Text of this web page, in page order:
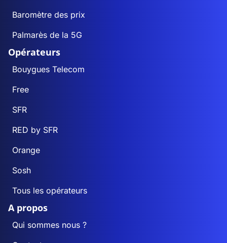
Baromètre des prix
Palmarès de la 5G
Opérateurs
Bouygues Telecom
Free
SFR
RED by SFR
Orange
Sosh
Tous les opérateurs
A propos
Qui sommes nous ?